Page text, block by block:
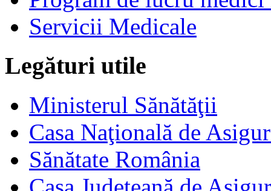
Servicii Medicale
Legături utile
Ministerul Sănătăţii
Casa Naţională de
Sănătate România